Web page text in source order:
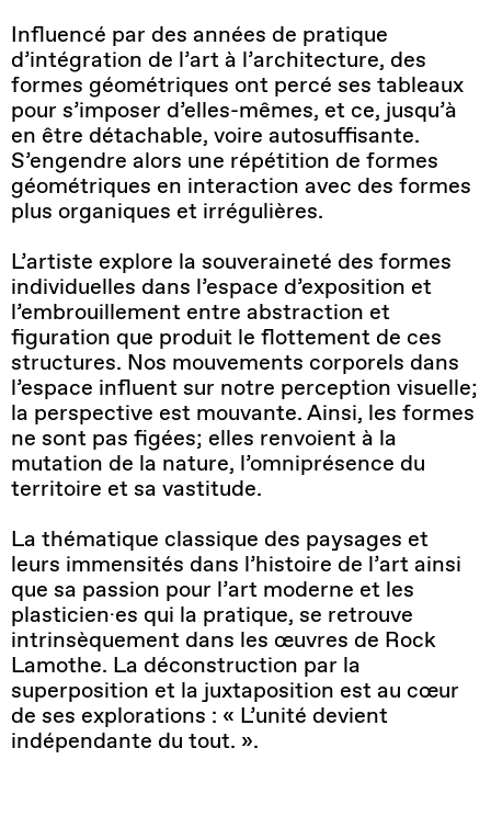
Influencé par des années de pratique
d’intégration de l’art à l’architecture, des
formes géométriques ont percé ses tableaux
pour s’imposer d’elles-mêmes, et ce, jusqu’à
en être détachable, voire autosuffisante.
S’engendre alors une répétition de formes
géométriques en interaction avec des formes
plus organiques et irrégulières.
L’artiste explore la souveraineté des formes
individuelles dans l’espace d’exposition et
l’embrouillement entre abstraction et
figuration que produit le flottement de ces
structures. Nos mouvements corporels dans
l’espace influent sur notre perception visuelle;
la perspective est mouvante. Ainsi, les formes
ne sont pas figées; elles renvoient à la
mutation de la nature, l’omniprésence du
territoire et sa vastitude.
La thématique classique des paysages et
leurs immensités dans l’histoire de l’art ainsi
que sa passion pour l’art moderne et les
plasticien·es qui la pratique, se retrouve
intrinsèquement dans les œuvres de Rock
Lamothe. La déconstruction par la
superposition et la juxtaposition est au cœur
de ses explorations : « L’unité devient
indépendante du tout. ».